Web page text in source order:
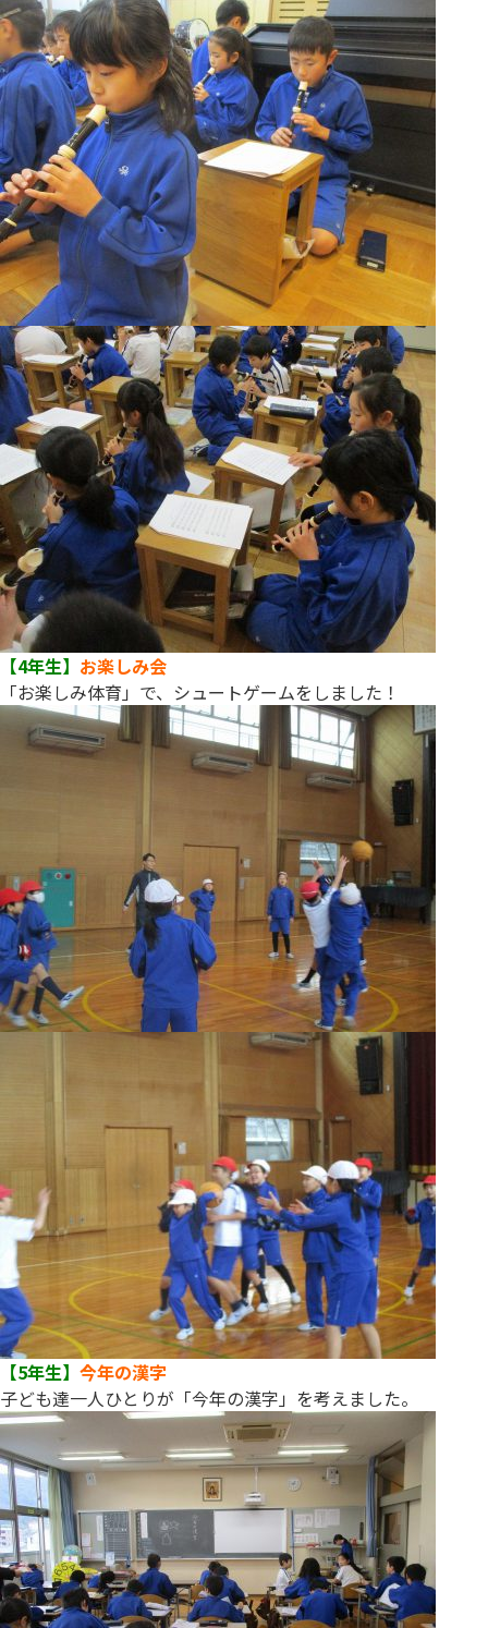
【4年生】 お楽しみ会
「お楽しみ体育」で、シュートゲームをしました！
【5年生】 今年の漢字
子ども達一人ひとりが「今年の漢字」を考えました。